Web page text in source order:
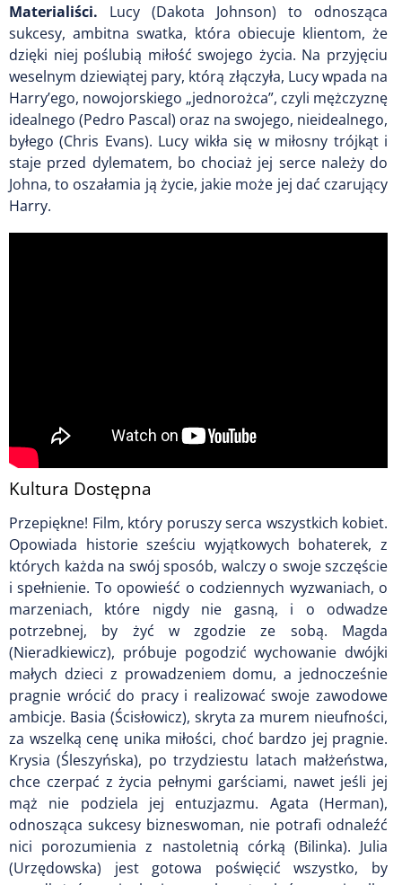
Materialiści. Lucy (Dakota Johnson) to odnosząca
sukcesy, ambitna swatka, która obiecuje klientom, że
dzięki niej poślubią miłość swojego życia. Na przyjęciu
weselnym dziewiątej pary, którą złączyła, Lucy wpada na
Harry’ego, nowojorskiego „jednorożca”, czyli mężczyznę
idealnego (Pedro Pascal) oraz na swojego, nieidealnego,
byłego (Chris Evans). Lucy wikła się w miłosny trójkąt i
staje przed dylematem, bo chociaż jej serce należy do
Johna, to oszałamia ją życie, jakie może jej dać czarujący
Harry.
Kultura Dostępna
Przepiękne! Film, który poruszy serca wszystkich kobiet.
Opowiada historie sześciu wyjątkowych bohaterek, z
których każda na swój sposób, walczy o swoje szczęście
i spełnienie. To opowieść o codziennych wyzwaniach, o
marzeniach, które nigdy nie gasną, i o odwadze
potrzebnej, by żyć w zgodzie ze sobą. Magda
(Nieradkiewicz), próbuje pogodzić wychowanie dwójki
małych dzieci z prowadzeniem domu, a jednocześnie
pragnie wrócić do pracy i realizować swoje zawodowe
ambicje. Basia (Ścisłowicz), skryta za murem nieufności,
za wszelką cenę unika miłości, choć bardzo jej pragnie.
Krysia (Śleszyńska), po trzydziestu latach małżeństwa,
chce czerpać z życia pełnymi garściami, nawet jeśli jej
mąż nie podziela jej entuzjazmu. Agata (Herman),
odnosząca sukcesy bizneswoman, nie potrafi odnaleźć
nici porozumienia z nastoletnią córką (Bilinka). Julia
(Urzędowska) jest gotowa poświęcić wszystko, by